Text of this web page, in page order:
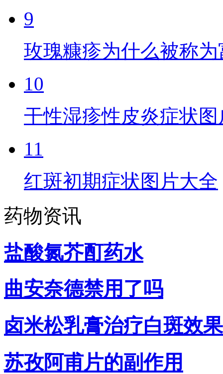
9
玫瑰糠疹为什么被称
10
干性湿疹性皮炎症状
11
红斑初期症状图片大全
药物资讯
盐酸氮芥酊药水
曲安奈德禁用了吗
卤米松乳膏治疗白斑效
苏孜阿甫片的副作用